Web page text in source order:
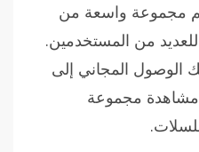
مجموعة واسعة من
للعديد من المستخدمين.
الوصول المجاني إلى
مشاهدة مجموعة